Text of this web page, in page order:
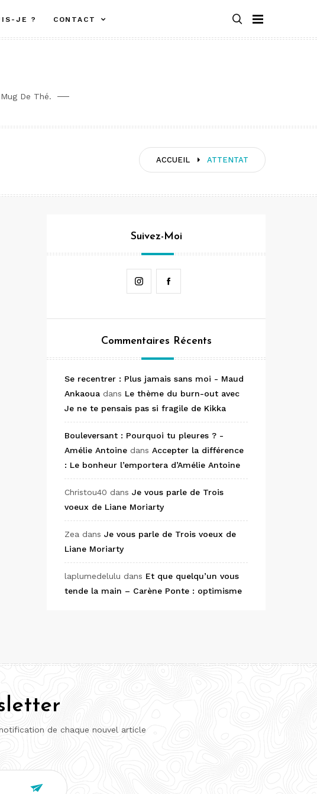
JE ? CONTACT
De Thé.
ACCUEIL ATTENTAT
Suivez-Moi
Instagram
Commentaires Récents
Se recentrer : Plus jamais sans moi - Maud
Ankaoua dans Le thème du burn-out avec
Je ne te pensais pas si fragile de Kikka
Bouleversant : Pourquoi tu pleures ? -
Amélie Antoine dans Accepter la différence
: Le bonheur l’emportera d’Amélie Antoine
Christou40 dans Je vous parle de Trois
voeux de Liane Moriarty
Zea dans Je vous parle de Trois voeux de
Liane Moriarty
laplumedelulu dans Et que quelqu’un vous
tende la main – Carène Ponte : optimisme
de chaque nouvel article
